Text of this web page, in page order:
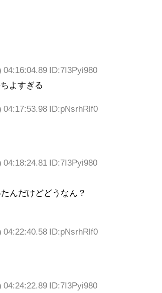
04:16:04.89 ID:7I3Pyi980
よすぎる
04:17:53.98 ID:pNsrhRlf0
04:18:24.81 ID:7I3Pyi980
んだけどどうなん？
04:22:40.58 ID:pNsrhRlf0
04:24:22.89 ID:7I3Pyi980